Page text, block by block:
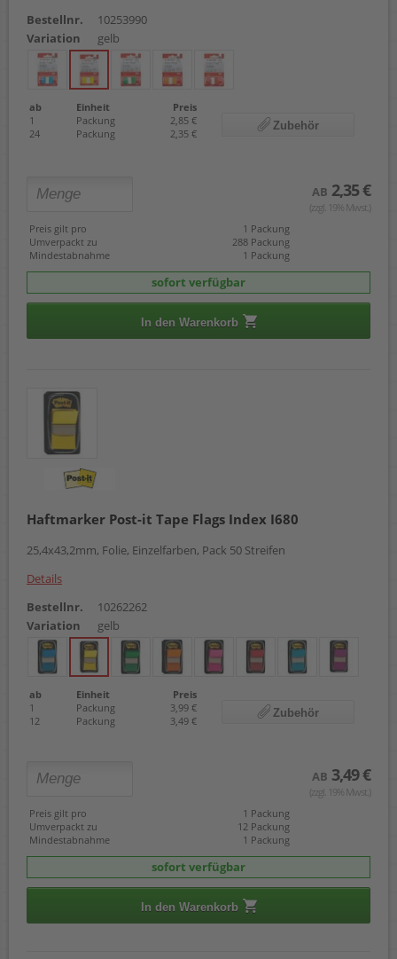
Bestellnr.
10253990
Variation
gelb
ab Einheit
Preis
1
Packung
2,85 €
24
Packung 2,35 €
Zubehör
AB 2,35 €
(zzgl. 19% Mwst.)
Preis gilt pro
1 Packung
Umverpackt zu
288 Packung
Mindestabnahme
1 Packung
sofort verfügbar
In den Warenkorb
Haftmarker Post-it Tape Flags Index I680
25,4x43,2mm, Folie, Einzelfarben, Pack 50 Streifen
Details
Bestellnr.
10262262
Variation
gelb
ab Einheit
Preis
1
Packung
3,99 €
12
Packung 3,49 €
Zubehör
AB 3,49 €
(zzgl. 19% Mwst.)
Preis gilt pro
1 Packung
Umverpackt zu
12 Packung
Mindestabnahme
1 Packung
sofort verfügbar
In den Warenkorb